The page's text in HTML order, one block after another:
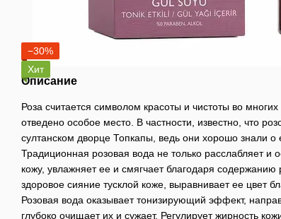
−30%
Хит
Описание
Роза считается символом красоты и чистоты во
отведено особое место. В частности, известно, что
султанском дворце Топкапы, ведь они хорошо знали о
Традиционная розовая вода не только расслабляет
кожу, увлажняет ее и смягчает благодаря
здоровое сияние тусклой коже, выравнивает ее цвет
Розовая вода оказывает тонизирующий эффект,
глубоко очищает их и сужает. Регулирует жирность